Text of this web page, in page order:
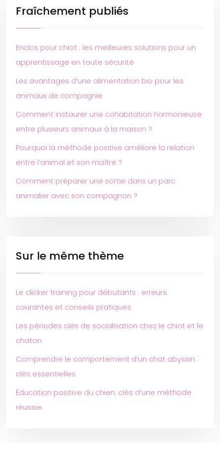
Fraîchement publiés
Enclos pour chiot : les meilleures solutions pour un
apprentissage en toute sécurité
Les avantages d’une alimentation bio pour les
animaux de compagnie
Comment instaurer une cohabitation harmonieuse
entre plusieurs animaux à la maison ?
Pourquoi la méthode positive améliore la relation
entre l’animal et son maître ?
Comment préparer une sortie dans un parc
animalier avec son compagnon ?
Sur le même thème
Le clicker training pour débutants : erreurs
courantes et conseils pratiques
Les périodes clés de socialisation chez le chiot et le
chaton
Comprendre le comportement d’un chat abyssin :
clés essentielles
Éducation positive du chien: clés d’une méthode
réussie.